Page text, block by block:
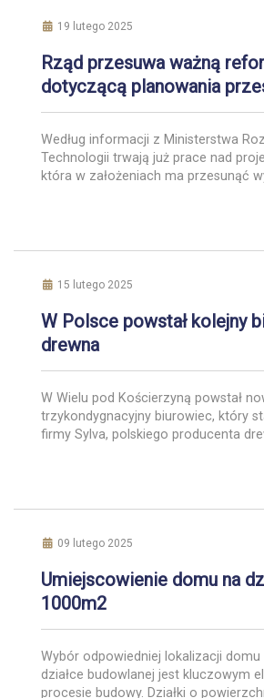
udzielonych kredytów […]
19 lutego 2025
Rząd przesuwa ważną
dotyczącą planowania
Według informacji z Ministerstwa
Technologii trwają już prace nad
która w założeniach ma przesunąć
założeniach ustawy gminy będą
dla właścicieli […]
15 lutego 2025
W Polsce powstał kolejny
drewna
W Wielu pod Kościerzyną powstał
trzykondygnacyjny biurowiec, który
firmy Sylva, polskiego producenta
demonstrująca rosnący potencjał
CLT (cross laminated timber).
podejścia do budownictwa. […]
09 lutego 2025
Umiejscowienie domu na
1000m2
Wybór odpowiedniej lokalizacji domu
działce budowlanej jest kluczowym
procesie budowy. Działki o